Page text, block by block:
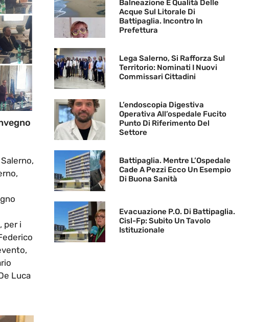
per i
Luca
Balneazione E Qualità Delle
Acque Sul Litorale Di
Battipaglia. Incontro In
Prefettura
Lega Salerno, Si Rafforza Sul
Territorio: Nominati I Nuovi
Commissari Cittadini
L’endoscopia Digestiva
Operativa All’ospedale Fucito
Punto Di Riferimento Del
Settore
Battipaglia. Mentre L’Ospedale
Cade A Pezzi Ecco Un Esempio
Di Buona Sanità
Evacuazione P.O. Di Battipaglia.
Cisl-Fp: Subito Un Tavolo
Istituzionale